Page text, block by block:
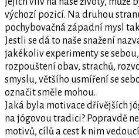
výchozí pozicí. Na druhou
pochybovačná západní mysl
Jestli se dá to naše snažení
jakékoliv experimenty se
rozpouštení obav, strachů,
smyslu, většího usmíření se
označit směle mohou.
Jaká byla motivace dřívějších
na jógovou tradici? Popravdě
motivů, cílů a cest k nim